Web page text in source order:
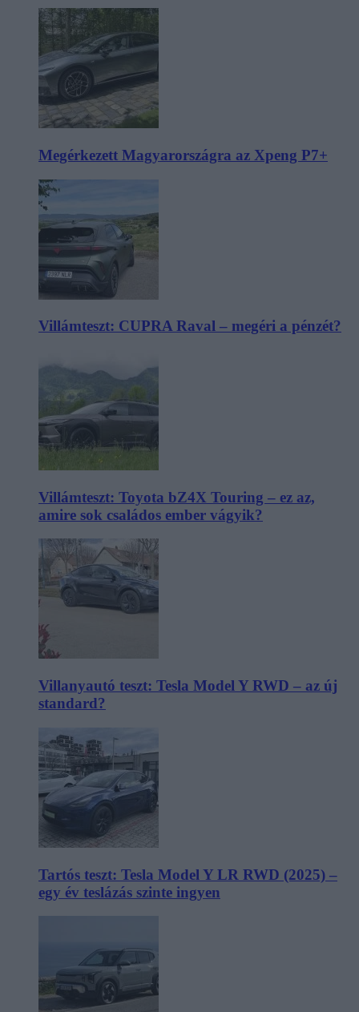
Megérkezett Magyarországra az Xpeng P7+
Villámteszt: CUPRA Raval – megéri a pénzét?
Villámteszt: Toyota bZ4X Touring – ez az,
amire sok családos ember vágyik?
Villanyautó teszt: Tesla Model Y RWD – az új
standard?
Tartós teszt: Tesla Model Y LR RWD (2025) –
egy év teslázás szinte ingyen